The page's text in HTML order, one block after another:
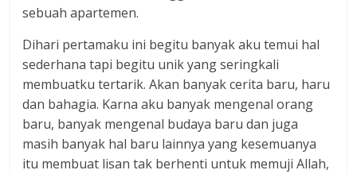
sebuah apartemen.
Dihari pertamaku ini begitu banyak aku temui hal
sederhana tapi begitu unik yang seringkali
membuatku tertarik. Akan banyak cerita baru, haru
dan bahagia. Karna aku banyak mengenal orang
baru, banyak mengenal budaya baru dan juga
masih banyak hal baru lainnya yang kesemuanya
itu membuat lisan tak berhenti untuk memuji Allah,